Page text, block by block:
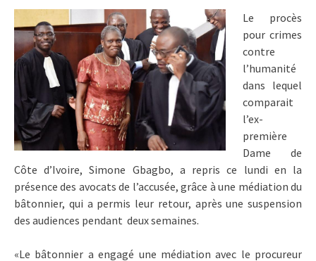
Le procès
pour crimes
contre
l’humanité
dans lequel
comparait
l’ex-
première
Dame de
Côte d’Ivoire, Simone Gbagbo, a repris ce lundi en la
présence des avocats de l’accusée, grâce à une médiation du
bâtonnier, qui a permis leur retour, après une suspension
des audiences pendant deux semaines.
«Le bâtonnier a engagé une médiation avec le procureur